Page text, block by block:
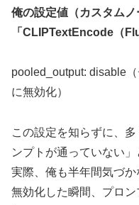
俺の設定値（カスタムノ
「CLIPTextEncode（
pooled_output: disable
に無効化）
この設定を知らずに、
ンプトが通っていない」
実際、俺も半年間気づか
無効化した瞬間、プロ